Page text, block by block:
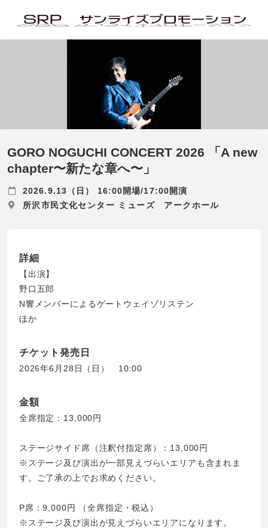
GORO NOGUCHI CONCERT 2026 「A new
chapter〜新たな章へ〜」
2026.9.13（日） 16:00開場/17:00開演
所沢市民文化センター ミューズ アークホール
詳細
【出演】
野口五郎
N響メンバーによるゲートウェイゾリステン
ほか
チケット発売日
2026年6月28日（日） 10:00
金額
全席指定：13,000円
ステージサイド席（注釈付指定席）：13,000円
※ステージ及び演出が一部見えづらいエリアも含まれま
す。ご了承の上でお求めください。
P席：9,000円 （全席指定・税込）
※ステージ及び演出が見えづらいエリアになります。